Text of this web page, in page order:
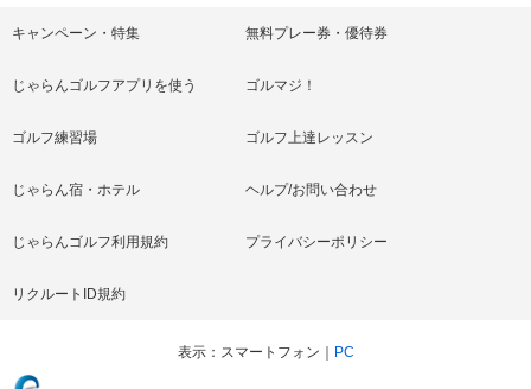
キャンペーン・特集 無料プレー券・優待券
じゃらんゴルフアプリを使う ゴルマジ！
ゴルフ練習場 ゴルフ上達レッスン
じゃらん宿・ホテル ヘルプ/お問い合わせ
じゃらんゴルフ利用規約 プライバシーポリシー
リクルートID規約
表示 スマートフォン PC